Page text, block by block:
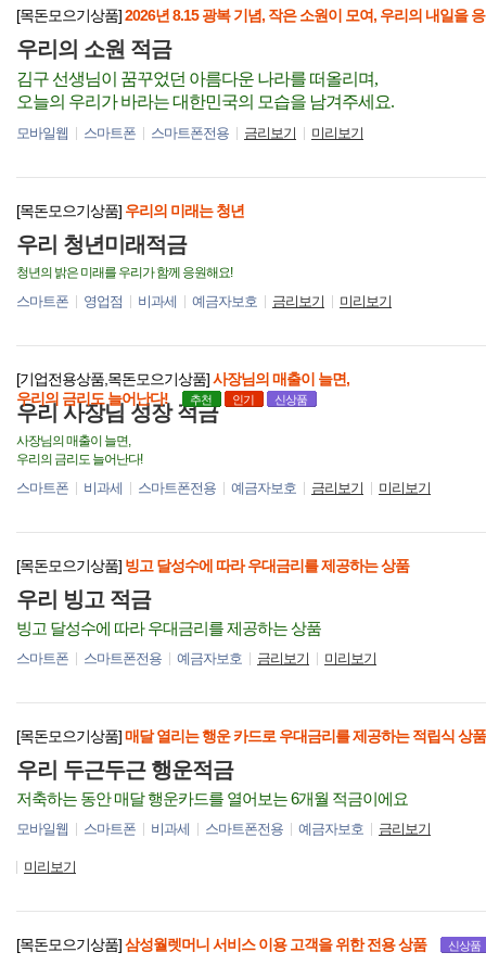
우리의 소원 적금
[목돈모으기상품]2026년 8.15 광복 기념, 작은 소원이 모여, 우리의 내일을
김구 선생님이 꿈꾸었던 아름다운 나라를 떠올리며,
오늘의 우리가 바라는 대한민국의 모습을 남겨주세요.
모바일웹 스마트폰 스마트폰전용 금리보기 미리보기
우리 청년미래적금
[목돈모으기상품] 우리의 미래는 청년
청년의 밝은 미래를 우리가 함께 응원해요!
스마트폰 영업점 비과세 예금자보호 금리보기 미리보기
우리 사장님 성장 적금
[기업전용상품,목돈모으기상품]사장님의 매출이 늘면,
우리의 금리도 늘어난다!
추천 인기 신상품
사장님의 매출이 늘면,
우리의 금리도 늘어난다!
스마트폰 비과세 스마트폰전용 예금자보호 금리보기 미리보기
우리 빙고 적금
[목돈모으기상품] 빙고 달성수에 따라 우대금리를 제공하는 상품
빙고 달성수에 따라 우대금리를 제공하는 상품
스마트폰 스마트폰전용 예금자보호 금리보기 미리보기
우리 두근두근 행운적금
[목돈모으기상품]매달 열리는 행운 카드로 우대금리를 제공하는 적립식 상품
저축하는 동안 매달 행운카드를 열어보는 6개월 적금이에요
모바일웹 스마트폰 비과세 스마트폰전용 예금자보호 금리보기
미리보기
[목돈모으기상품]삼성월렛머니 서비스 이용 고객을 위한 전용 상품 신상품